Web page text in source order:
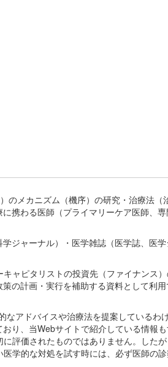
メカニズム（機序）の研究・治療法（
携わる医師（プライマリーケア医師、専
ジャーナル）・医学雑誌（医学誌、医
ャピタリストの投資先（ファイナンス）
の計画・実行を補助する資料として利用
アドバイスや治療法を提案しているわ
り、当Webサイトで紹介している情報
評価されたものではありません。した
学的な対処を試す時には、必ず医師の